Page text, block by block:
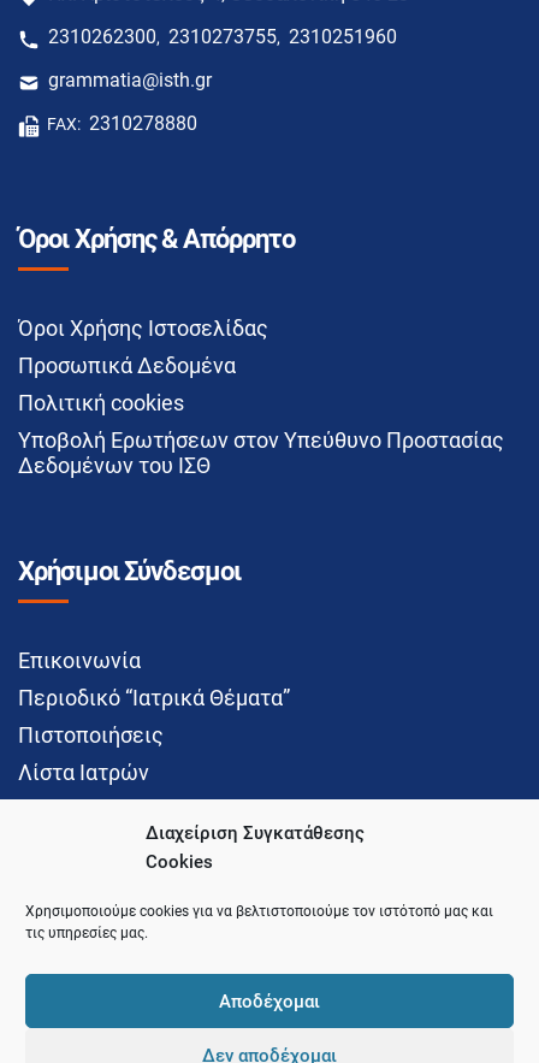
Διαχείριση Συγκατάθεσης
Cookies
Χρησιμοποιούμε cookies για να βελτιστοποιούμε τον ιστότοπό μας και
τις υπηρεσίες μας.
Αποδέχομαι
Δεν αποδέχομαι
2310262300, 2310273755, 2310251960
grammatia@isth.gr
FAX: 2310278880
Όροι Χρήσης & Απόρρητο
Όροι Χρήσης Ιστοσελίδας
Προσωπικά Δεδομένα
Πολιτική cookies
Υποβολή Ερωτήσεων στον Υπεύθυνο Προστασίας
Δεδομένων του ΙΣΘ
Χρήσιμοι Σύνδεσμοι
Επικοινωνία
Περιοδικό “Ιατρικά Θέματα”
Πιστοποιήσεις
Λίστα Ιατρών
Social Media